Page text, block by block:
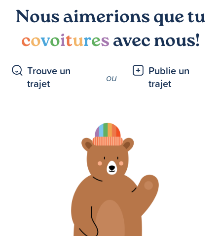
Nous aimerions que tu
covoituresavec nous!
Trouve un
trajet
ou
Publie un
trajet